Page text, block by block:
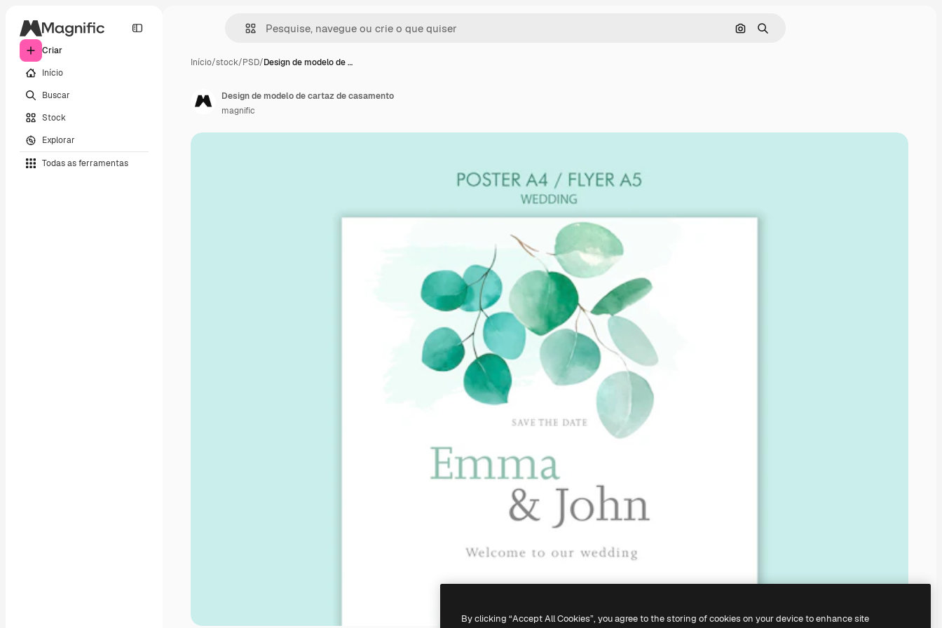
Criar
Início
Buscar
Stock
Explorar
Todas as ferramentas
Pesquisar por imagem
Buscar
Início/stock/PSD/Design de modelo de …
Design de modelo de cartaz de casamento
magnific
By clicking “Accept All Cookies”, you agree to the storing of cookies on your device to enhance site